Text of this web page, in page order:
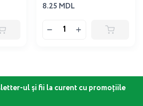
8.25 MDL
ul și fii la curent cu promoțiile